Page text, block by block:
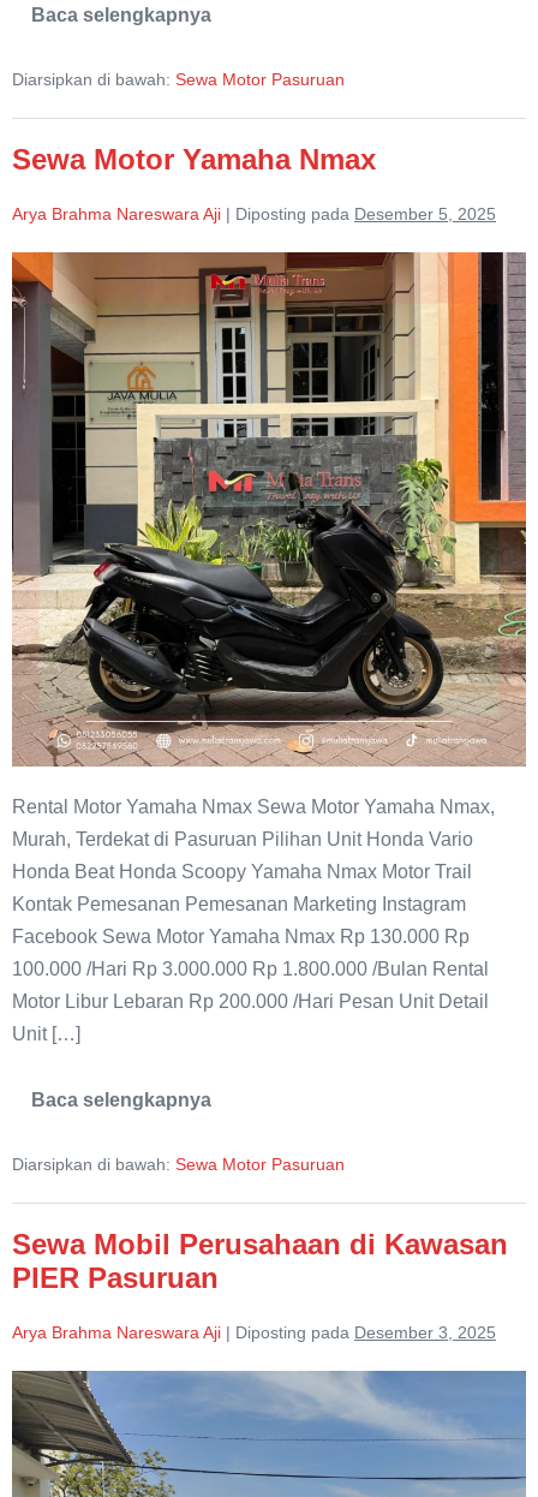
Baca selengkapnya
Sewa
Scoopy
Diarsipkan di bawah: Sewa Motor Pasuruan
Sewa Motor Yamaha Nmax
Arya Brahma Nareswara Aji | Diposting pada Desember 5, 2025
Sewa
Motor
Yamaha
Rental Motor Yamaha Nmax Sewa Motor Yamaha Nmax,
Murah, Terdekat di Pasuruan Pilihan Unit Honda Vario
Honda Beat Honda Scoopy Yamaha Nmax Motor Trail
Kontak Pemesanan Pemesanan Marketing Instagram
Facebook Sewa Motor Yamaha Nmax Rp 130.000 Rp
100.000 /Hari Rp 3.000.000 Rp 1.800.000 /Bulan Rental
Motor Libur Lebaran Rp 200.000 /Hari Pesan Unit Detail
Unit […]
Baca selengkapnya
Sewa
Nmax
Diarsipkan di bawah: Sewa Motor Pasuruan
Sewa Mobil Perusahaan di Kawasan
PIER Pasuruan
Arya Brahma Nareswara Aji | Diposting pada Desember 3, 2025
Sewa
Mobil
Perusahaan
di